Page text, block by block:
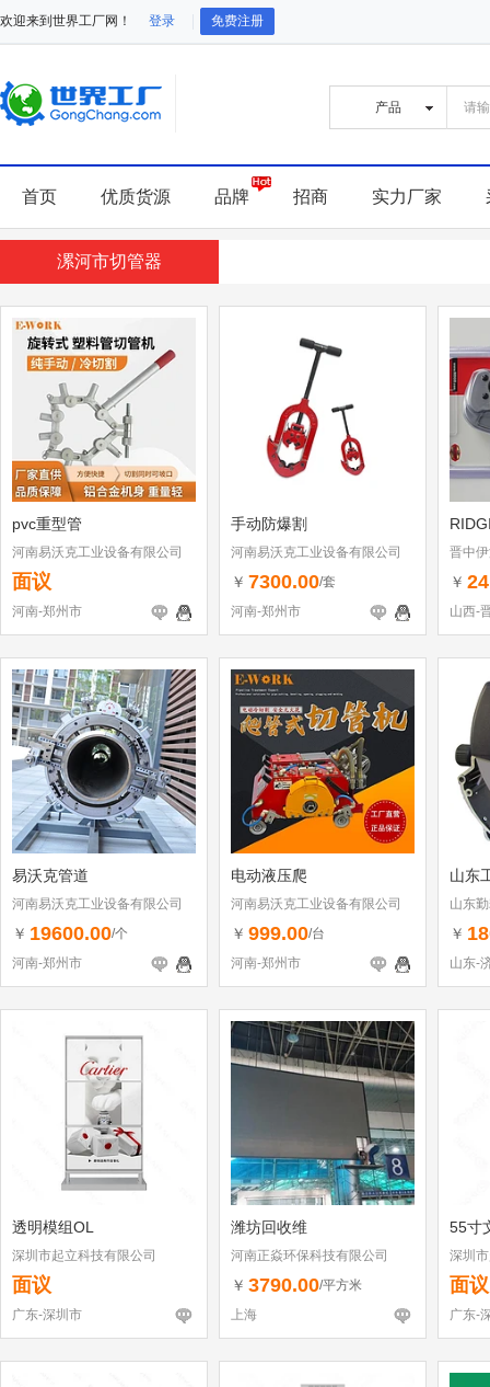
欢迎来到世界工厂网！ 登录 免费注册
首页 优质货源 品牌 招商 实力厂家
漯河市切管器
pvc重型管
河南易沃克工业设备有限公司
面议
河南-郑州市
手动防爆割
河南易沃克工业设备有限公司
￥ 7300.00/套
河南-郑州市
晋中
￥
山西-
易沃克管道
河南易沃克工业设备有限公司
￥ 19600.00/个
河南-郑州市
电动液压爬
河南易沃克工业设备有限公司
￥ 999.00/台
河南-郑州市
山东
山东
￥
山东-
透明模组OL
深圳市起立科技有限公司
面议
广东-深圳市
潍坊回收维
河南正焱环保科技有限公司
￥ 3790.00/平方米
上海
55寸
深圳
面议
广东-